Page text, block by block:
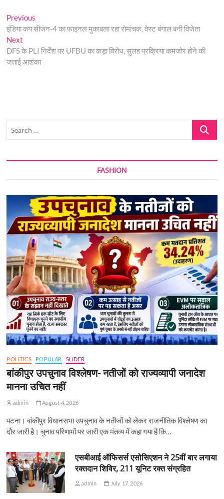
Post
navigation
Previous
post:
इंडिया कप सीजन-4 का फाइनल मुकाबला रहा रोमांचक, वेस्ट बंगाल बनी विजेता
Next
post:
DFS के PLI निर्देश पर UFBU का कड़ा विरोध, सुलह प्रक्रिया कमजोर होने की
जताई आशंका
Search
FASHION
POLITICS POPULAR SLIDER
बांकीपुर उपचुनाव विश्लेषण- नतीजों को राज्यव्यापी जनादेश
मानना उचित नहीं
admin August 4, 2026
पटना। बांकीपुर विधानसभा उपचुनाव के नतीजों को लेकर राजनीतिक विश्लेषण का
दौर जारी है। चुनाव परिणामों पर जारी एक मंतव्य में कहा गया है कि…
एसबीआई ऑफिसर्स एसोसिएशन ने 25वीं बार लगाया
रक्तदान शिविर, 211 यूनिट रक्त संग्रहित
admin July 17, 2026